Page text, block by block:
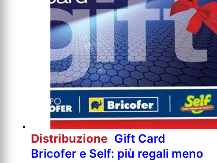
Distribuzione Gift Card
Bricofer e Self: più regali meno